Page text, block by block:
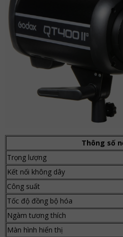
Thông số
Trọng lượng
Kết nối không dây
Công suất
Tốc độ đồng bộ hóa
Ngàm tương thích
Màn hình hiển thị